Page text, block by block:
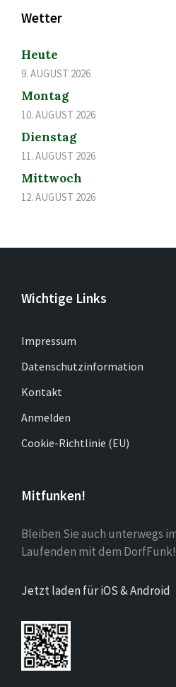
Wetter
Heute
9. AUGUST 2026
Montag
10. AUGUST 2026
Dienstag
11. AUGUST 2026
Mittwoch
12. AUGUST 2026
Wichtige Links
Impressum
Datenschutzinformation
Kontakt
Anmelden
Cookie-Richtlinie (EU)
Mitfunken!
Bleiben Sie auch unterwegs
Laufenden mit dem DorfFunk!
Jetzt laden für iOS & Android